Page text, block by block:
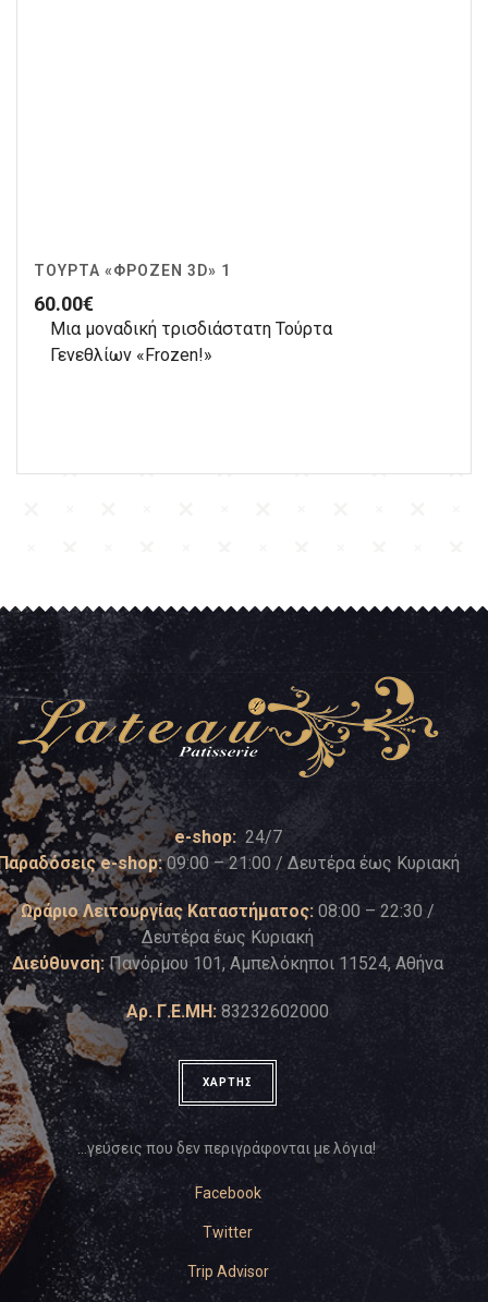
ΤΟΎΡΤΑ «ΦΡΌΖΕΝ 3D» 1
60.00€
Μια μοναδική τρισδιάστατη Τούρτα
Γενεθλίων «Frozen!»
e-shop: 24/7
e-shop:09:00 – 21:00 / Δευτέρα έως Κυριακή
Ωράριο Λειτουργίας Καταστήματος: 08:00 – 22:30 /
Δευτέρα έως Κυριακή
Διεύθυνση: Πανόρμου 101, Αμπελόκηποι 11524, Αθήνα
Αρ. Γ.Ε.ΜΗ: 83232602000
ΧΑΡΤΗΣ
…γεύσεις που δεν περιγράφονται με λόγια!
Facebook
Twitter
Trip Advisor